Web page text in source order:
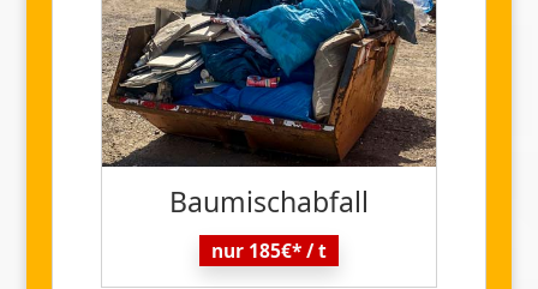
Baumischabfall
nur 185€* / t